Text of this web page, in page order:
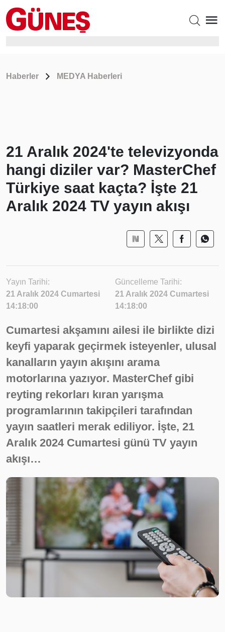
Haberler MEDYA Haberleri
21 Aralık 2024'te televizyonda
hangi diziler var? MasterChef
Türkiye saat kaçta? İşte 21
Aralık 2024 TV yayın akışı
Yayın Tarihi:
21 Aralık 2024 Cumartesi
14:18:00
Güncelleme Tarihi:
21 Aralık 2024 Cumartesi
14:18:00
Cumartesi akşamını ailesi ile birlikte dizi
keyfi yaparak geçirmek isteyenler, ulusal
kanalların yayın akışını arama
motorlarına yazıyor. MasterChef gibi
reyting rekorları kıran yarışma
programlarının takipçileri tarafından
yayın saatleri merak ediliyor. İşte, 21
Aralık 2024 Cumartesi günü TV yayın
akışı…